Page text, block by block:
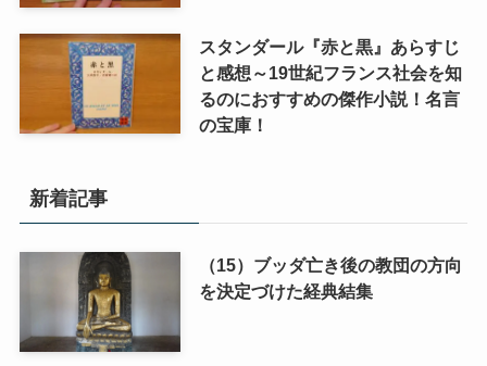
スタンダール『赤と黒』あらすじ
と感想～19世紀フランス社会を知
るのにおすすめの傑作小説！名言
の宝庫！
新着記事
（15）ブッダ亡き後の教団の方向
を決定づけた経典結集